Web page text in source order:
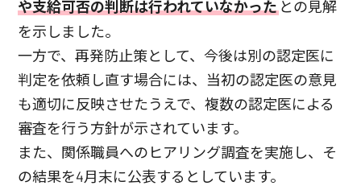
や支給可否の判断は行われていなかった との見解
を示しました。
一方で、再発防止策として、今後は別の認定医に
判定を依頼し直す場合には、当初の認定医の意見
も適切に反映させたうえで、複数の認定医による
審査を行う方針が示されています。
また、関係職員へのヒアリング調査を実施し、そ
の結果を4月末に公表するとしています。